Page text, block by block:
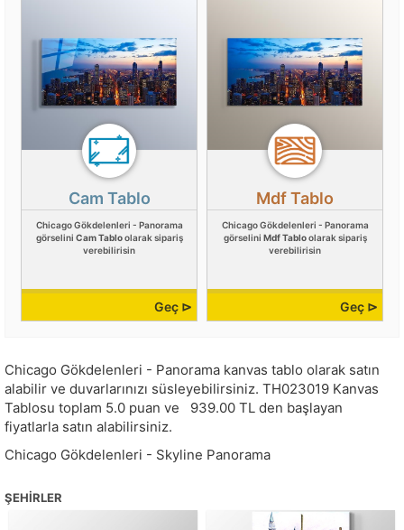
Cam Tablo
Chicago Gökdelenleri - Panorama
görselini Cam Tabloolarak sipariş
verebilirisin
Geç ⊳
Mdf Tablo
Chicago Gökdelenleri - Panorama
görselini Mdf Tabloolarak sipariş
verebilirisin
Geç ⊳
Chicago Gökdelenleri - Panorama kanvas tablo olarak satın
alabilir ve duvarlarınızı süsleyebilirsiniz. TH023019 Kanvas
Tablosu toplam 5.0 puan ve 939.00 TL den başlayan
fiyatlarla satın alabilirsiniz.
Chicago Gökdelenleri - Skyline Panorama
ŞEHIRLER